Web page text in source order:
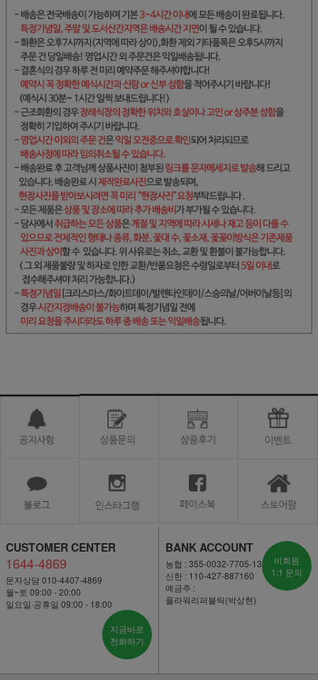
CUSTOMER CENTER
1644-4869
문자상담 010-4407-4869
월~토 09:00 - 20:00
일요일·공휴일 09:00 - 18:00
지금바로
전화하기
BANK ACCOUNT
농협 : 355-0032-7705-13
신한 : 110-427-887160
예금주 :
플라워리퍼블릭(박상현)
비회원
1:1 문의